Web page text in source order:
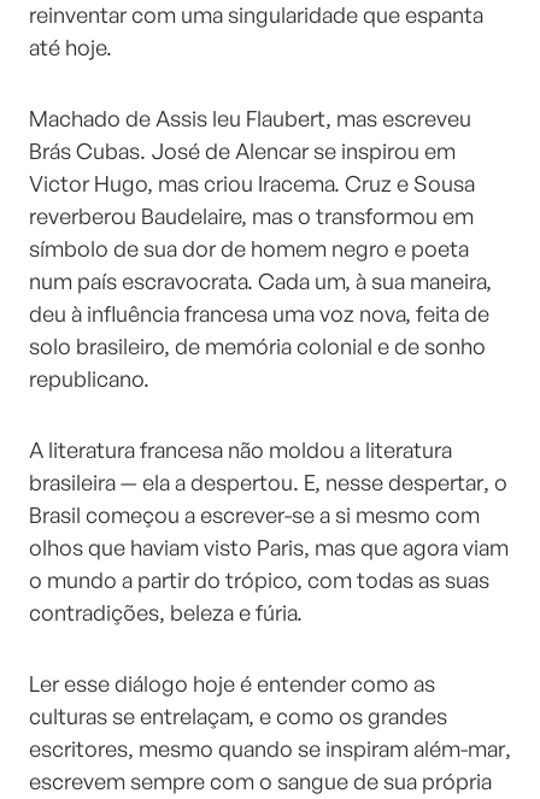
reinventar com uma singularidade que espanta
até hoje.
Machado de Assis leu Flaubert, mas escreveu
Brás Cubas. José de Alencar se inspirou em
Victor Hugo, mas criou Iracema. Cruz e Sousa
reverberou Baudelaire, mas o transformou em
símbolo de sua dor de homem negro e poeta
num país escravocrata. Cada um, à sua maneira,
deu à influência francesa uma voz nova, feita de
solo brasileiro, de memória colonial e de sonho
republicano.
A literatura francesa não moldou a literatura
brasileira — ela a despertou. E, nesse despertar, o
Brasil começou a escrever-se a si mesmo com
olhos que haviam visto Paris, mas que agora viam
o mundo a partir do trópico, com todas as suas
contradições, beleza e fúria.
Ler esse diálogo hoje é entender como as
culturas se entrelaçam, e como os grandes
escritores, mesmo quando se inspiram além-mar,
escrevem sempre com o sangue de sua própria